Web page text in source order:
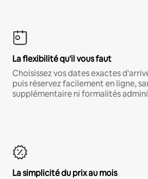
La flexibilité qu'il vous faut
Choisissez vos dates exactes
puis réservez facilement en ligne,
supplémentaire ni formalités
La simplicité du prix au mois